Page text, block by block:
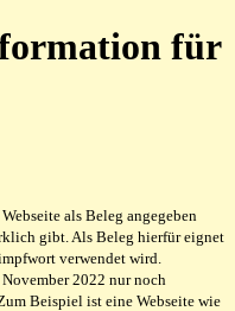
für
als Beleg angegeben
gibt. Als Beleg hierfür eignet
verwendet wird.
2022 nur noch
Beispiel ist eine Webseite wie